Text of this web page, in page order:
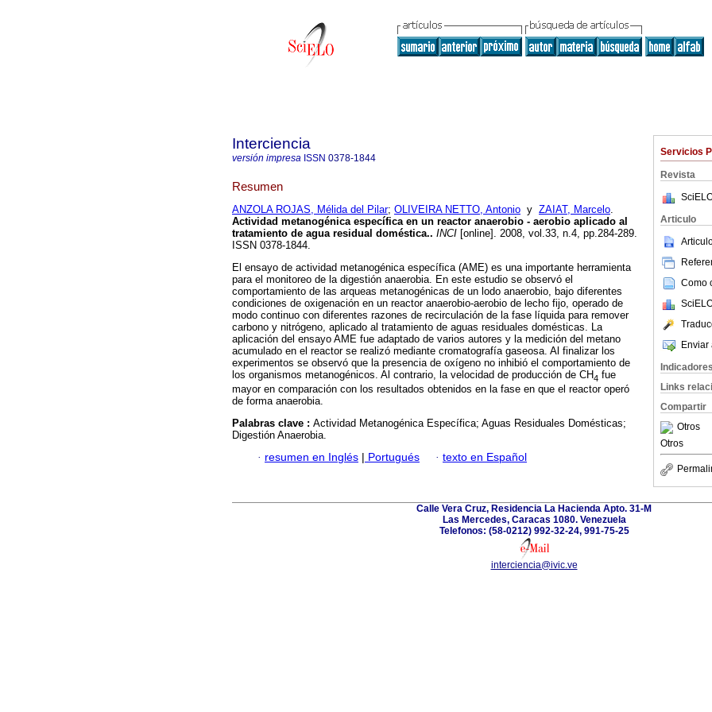
Servicios
Revista
Articulo
Como
Enviar
Indicadores
Links
Compartir
Otros
Otros
Interciencia
versión impresa ISSN 0378-1844
Resumen
ANZOLA ROJAS, Mélida del Pilar; OLIVEIRA NETTO, Antonio y ZAIAT, Marcelo.
Actividad metanogénica específica en un reactor anaerobio - aerobio aplicado al
tratamiento de agua residual doméstica.. INCI [online]. 2008, vol.33, n.4, pp.284-289.
ISSN 0378-1844.
El ensayo de actividad metanogénica específica (AME) es una importante herramienta
para el monitoreo de la digestión anaerobia. En este estudio se observó el
comportamiento de las arqueas metanogénicas de un lodo anaerobio, bajo diferentes
condiciones de oxigenación en un reactor anaerobio-aerobio de lecho fijo, operado de
modo continuo con diferentes razones de recirculación de la fase líquida para remover
carbono y nitrógeno, aplicado al tratamiento de aguas residuales domésticas. La
aplicación del ensayo AME fue adaptado de varios autores y la medición del metano
acumulado en el reactor se realizó mediante cromatografía gaseosa. Al finalizar los
experimentos se observó que la presencia de oxígeno no inhibió el comportamiento de
los organismos metanogénicos. Al contrario, la velocidad de producción de CH4 fue
mayor en comparación con los resultados obtenidos en la fase en que el reactor operó
de forma anaerobia.
Palabras clave : Actividad Metanogénica Específica; Aguas Residuales Domésticas;
Digestión Anaerobia.
· resumen en Inglés Portugués · texto en Español
Calle Vera Cruz, Residencia La Hacienda Apto. 31-M
Las Mercedes, Caracas 1080. Venezuela
Telefonos: (58-0212) 992-32-24, 991-75-25
interciencia@ivic.ve